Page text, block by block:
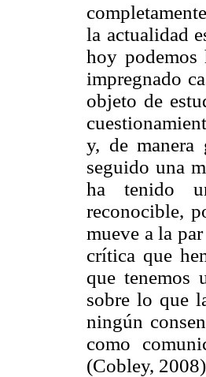
la actualidad
hoy
impregnado
objeto de
y, de manera
seguido una
ha tenido
reconocible,
mueve a la
crítica que
que tenemos
sobre lo que
ningún
como
(Cobley,